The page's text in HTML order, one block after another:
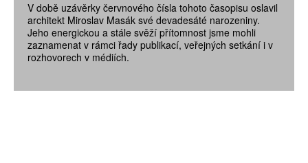
V době uzávěrky červnového čísla tohoto časopisu oslavil
architekt Miroslav Masák své devadesáté narozeniny.
Jeho energickou a stále svěží přítomnost jsme mohli
zaznamenat v rámci řady publikací, veřejných setkání i v
rozhovorech v médiích.